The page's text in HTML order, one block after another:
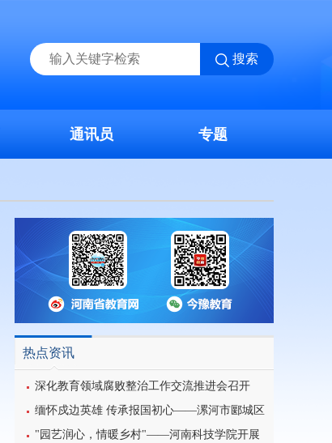
搜索
通讯员 专题
热点资讯
深化教育领域腐败整治工作交流推进会召开
缅怀戍边英雄 传承报国初心——漯河市郾城区
东街小学开展八一建军节主题特色教育活动
"园艺润心，情暖乡村"——河南科技学院开展